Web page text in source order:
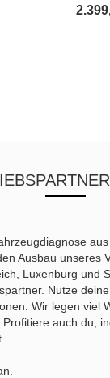
Ausbau unseres
Luxenburg und
Nutze
Wir legen viel
auch du,